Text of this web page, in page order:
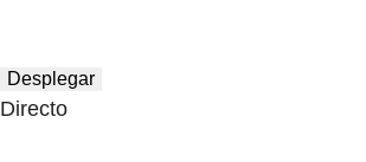
Desplegar
Directo